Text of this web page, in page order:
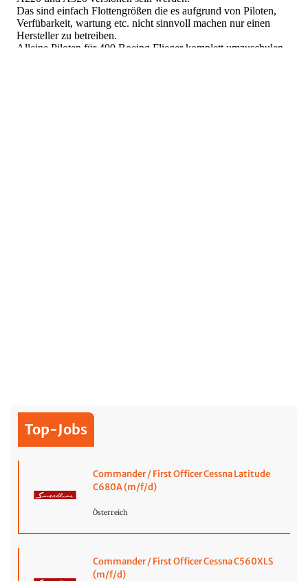
Top-Jobs
Commander / First Officer Cessna Latitude
C680A (m/f/d)
Österreich
Commander / First Officer Cessna C560XLS
(m/f/d)